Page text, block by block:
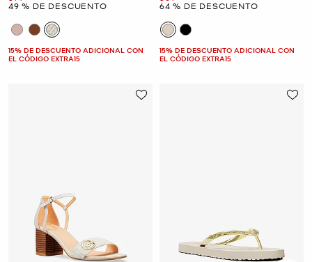
49 % DE DESCUENTO
15% DE DESCUENTO ADICIONAL CON
EL CÓDIGO EXTRA15
64 % DE DESCUENTO
15% DE DESCUENTO ADICIONAL CON
EL CÓDIGO EXTRA15